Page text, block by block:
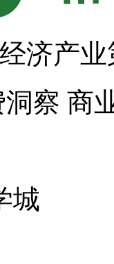
济产
察 商
城